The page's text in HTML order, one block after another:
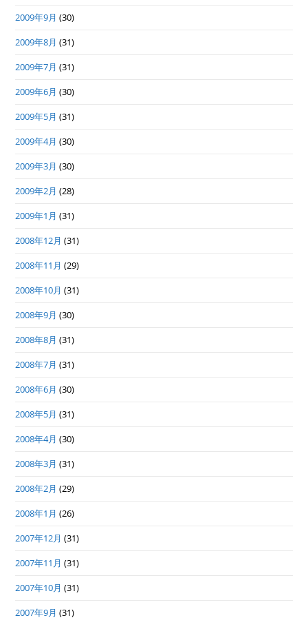
2009年9月 (30)
2009年8月 (31)
2009年7月 (31)
2009年6月 (30)
2009年5月 (31)
2009年4月 (30)
2009年3月 (30)
2009年2月 (28)
2009年1月 (31)
2008年12月 (31)
2008年11月 (29)
2008年10月 (31)
2008年9月 (30)
2008年8月 (31)
2008年7月 (31)
2008年6月 (30)
2008年5月 (31)
2008年4月 (30)
2008年3月 (31)
2008年2月 (29)
2008年1月 (26)
2007年12月 (31)
2007年11月 (31)
2007年10月 (31)
2007年9月 (31)